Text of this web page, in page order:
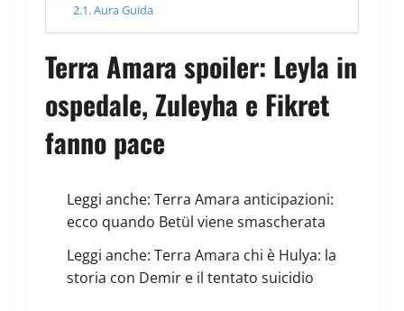
Aura Guida
Terra Amara spoiler: Leyla in
ospedale, Zuleyha e Fikret
fanno pace
Leggi anche: Terra Amara anticipazioni:
ecco quando Betül viene smascherata
Leggi anche: Terra Amara chi è Hulya: la
storia con Demir e il tentato suicidio